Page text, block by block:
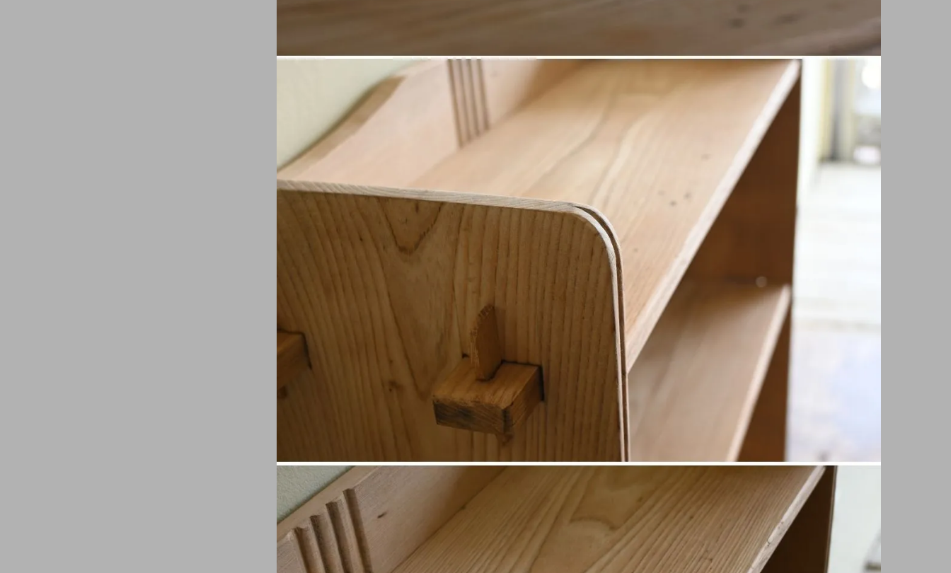
×
秋保移転1周年『15％OFF』クーポン
にクーポンコード『20260801』を入力すると15%割引に
なります。